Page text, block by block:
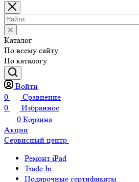
Каталог
По всему сайту
По каталогу
Войти
0
Сравнение
0
Избранное
0 Корзина
Акции
Сервисный центр
Ремонт iPad
Trade In
Подарочные сертификаты